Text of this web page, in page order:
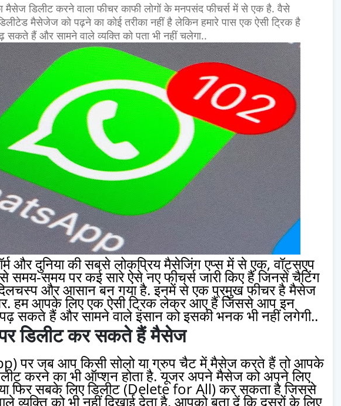
डिलीट करने वाला फीचर काफी लोगों के मनपसंद फीचर्स में से एक है. वैसे
मैसेजेज को पढ़ने का कोई तरीका नहीं है लेकिन हमारे पास एक ऐसी ट्रिक है
हैं और सामने वाले व्यक्ति को पता भी नहीं चलेगा..
और दुनिया की सबसे लोकप्रिय मैसेजिंग एप्स में से एक, वॉट्सएप
समय-समय पर कई सारे ऐसे नए फीचर्स जारी किए हैं जिनसे चैटिंग
और आसान बन गया है. इनमें से एक प्रमुख फीचर है मैसेज
हम आपके लिए एक ऐसी ट्रिक लेकर आए हैं जिससे आप इन
सकते हैं और सामने वाले इंसान को इसकी भनक भी नहीं लगेगी..
डिलीट कर सकते हैं मैसेज
पर जब आप किसी सोलो या ग्रुप चैट में मैसेज करते हैं तो आपके
करने का भी ऑप्शन होता है. यूजर अपने मैसेज को अपने लिए
फिर सबके लिए डिलीट (Delete for All) कर सकता है जिससे
व्यक्ति को भी नहीं दिखाई देता है. आपको बता दें कि दूसरों के लिए